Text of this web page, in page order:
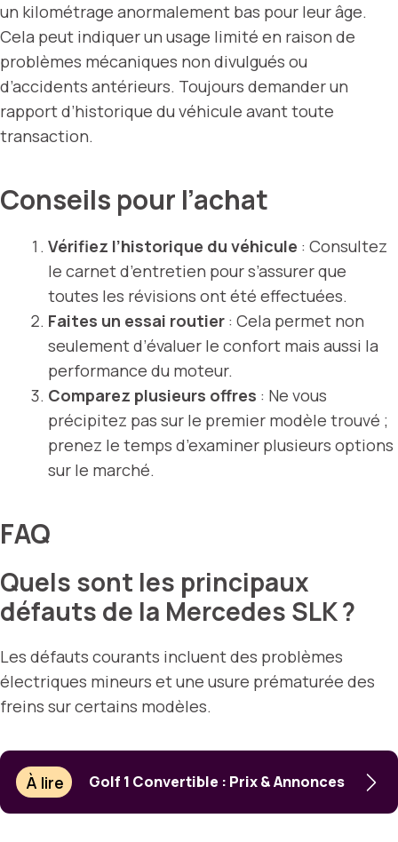
un kilométrage anormalement bas pour leur âge.
Cela peut indiquer un usage limité en raison de
problèmes mécaniques non divulgués ou
d’accidents antérieurs. Toujours demander un
rapport d’historique du véhicule avant toute
transaction.
Conseils pour l’achat
Vérifiez l’historique du véhicule : Consultez
le carnet d’entretien pour s’assurer que
toutes les révisions ont été effectuées.
Faites un essai routier : Cela permet non
seulement d’évaluer le confort mais aussi la
performance du moteur.
Comparez plusieurs offres : Ne vous
précipitez pas sur le premier modèle trouvé ;
prenez le temps d’examiner plusieurs options
sur le marché.
FAQ
Quels sont les principaux
défauts de la Mercedes SLK ?
Les défauts courants incluent des problèmes
électriques mineurs et une usure prématurée des
freins sur certains modèles.
À lire Golf 1 Convertible : Prix & Annonces